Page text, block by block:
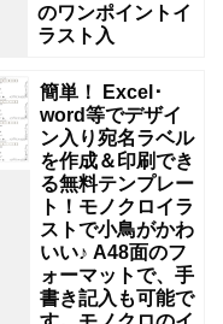
のワンポイントイ
ラスト入
簡単！ Excel･
word等でデザイ
ン入り宛名ラベル
を作成＆印刷でき
る無料テンプレー
ト！モノクロイラ
ストで小鳥がかわ
いい♪ A48面のフ
ォーマットで、手
書き記入も可能で